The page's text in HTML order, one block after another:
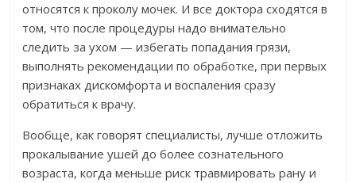
относятся к проколу мочек. И все доктора сходятся в
том, что после процедуры надо внимательно
следить за ухом — избегать попадания грязи,
выполнять рекомендации по обработке, при первых
признаках дискомфорта и воспаления сразу
обратиться к врачу.
Вообще, как говорят специалисты, лучше отложить
прокалывание ушей до более сознательного
возраста, когда меньше риск травмировать рану и